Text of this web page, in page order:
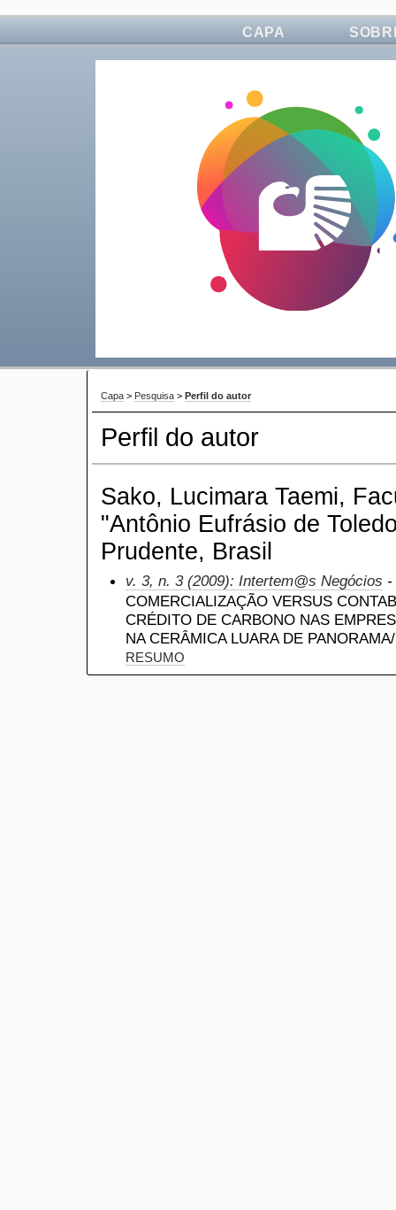
CAPA
Capa > Pesquisa > Perfil do autor
Perfil do autor
Sako, Lucimara Taemi,
"Antônio Eufrásio de
Prudente, Brasil
v. 3, n. 3 (2009): Intertem@s Negócios -
COMERCIALIZAÇÃO VERSUS
CRÉDITO DE CARBONO NAS
NA CERÂMICA LUARA DE
RESUMO